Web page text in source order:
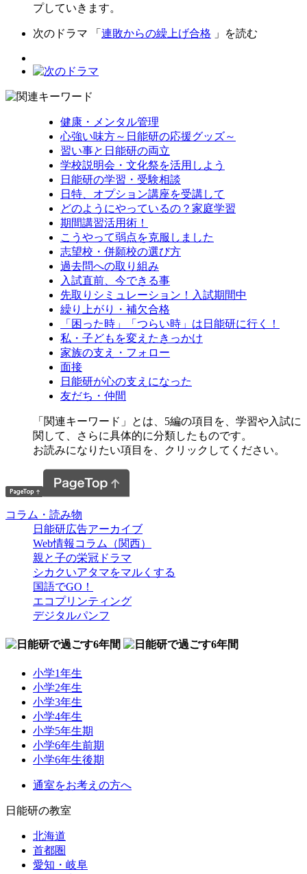
プしていきます。
次のドラマ 「 連敗からの繰上げ合格 」を読む
健康・メンタル管理
心強い味方～日能研の応援グッズ～
習い事と日能研の両立
学校説明会・文化祭を活用しよう
日能研の学習・受験相談
日特、オプション講座を受講して
どのようにやっているの？家庭学習
期間講習活用術！
こうやって弱点を克服しました
志望校・併願校の選び方
過去問への取り組み
入試直前、今できる事
先取りシミュレーション！入試期間中
繰り上がり・補欠合格
「困った時」「つらい時」は日能研に行く！
私・子どもを変えたきっかけ
家族の支え・フォロー
面接
日能研が心の支えになった
友だち・仲間
「関連キーワード」とは、5編の項目を、学習や入試に
関して、さらに具体的に分類したものです。
お読みになりたい項目を、クリックしてください。
コラム・読み物
日能研広告アーカイブ
Web情報コラム（関西）
親と子の栄冠ドラマ
シカクいアタマをマルくする
国語でGO！
エコプリンティング
デジタルパンフ
小学1年生
小学2年生
小学3年生
小学4年生
小学5年生期
小学6年生前期
小学6年生後期
通室をお考えの方へ
日能研の教室
北海道
首都圏
愛知・岐阜